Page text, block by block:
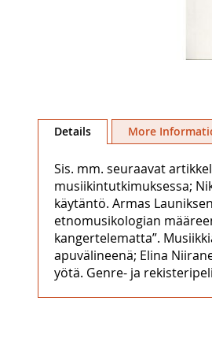
to
the
images
gallery
Details
Sis. mm. seuraavat
musiikintutkimuksessa;
käytäntö. Armas
etnomusikologian
kangertelematta”.
apuvälineenä; Elina
yötä. Genre- ja
More